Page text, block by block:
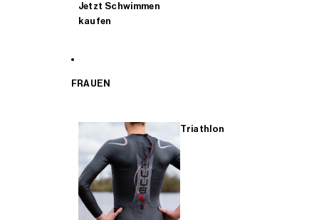
Jetzt Schwimmen
kaufen
FRAUEN
Triathlon